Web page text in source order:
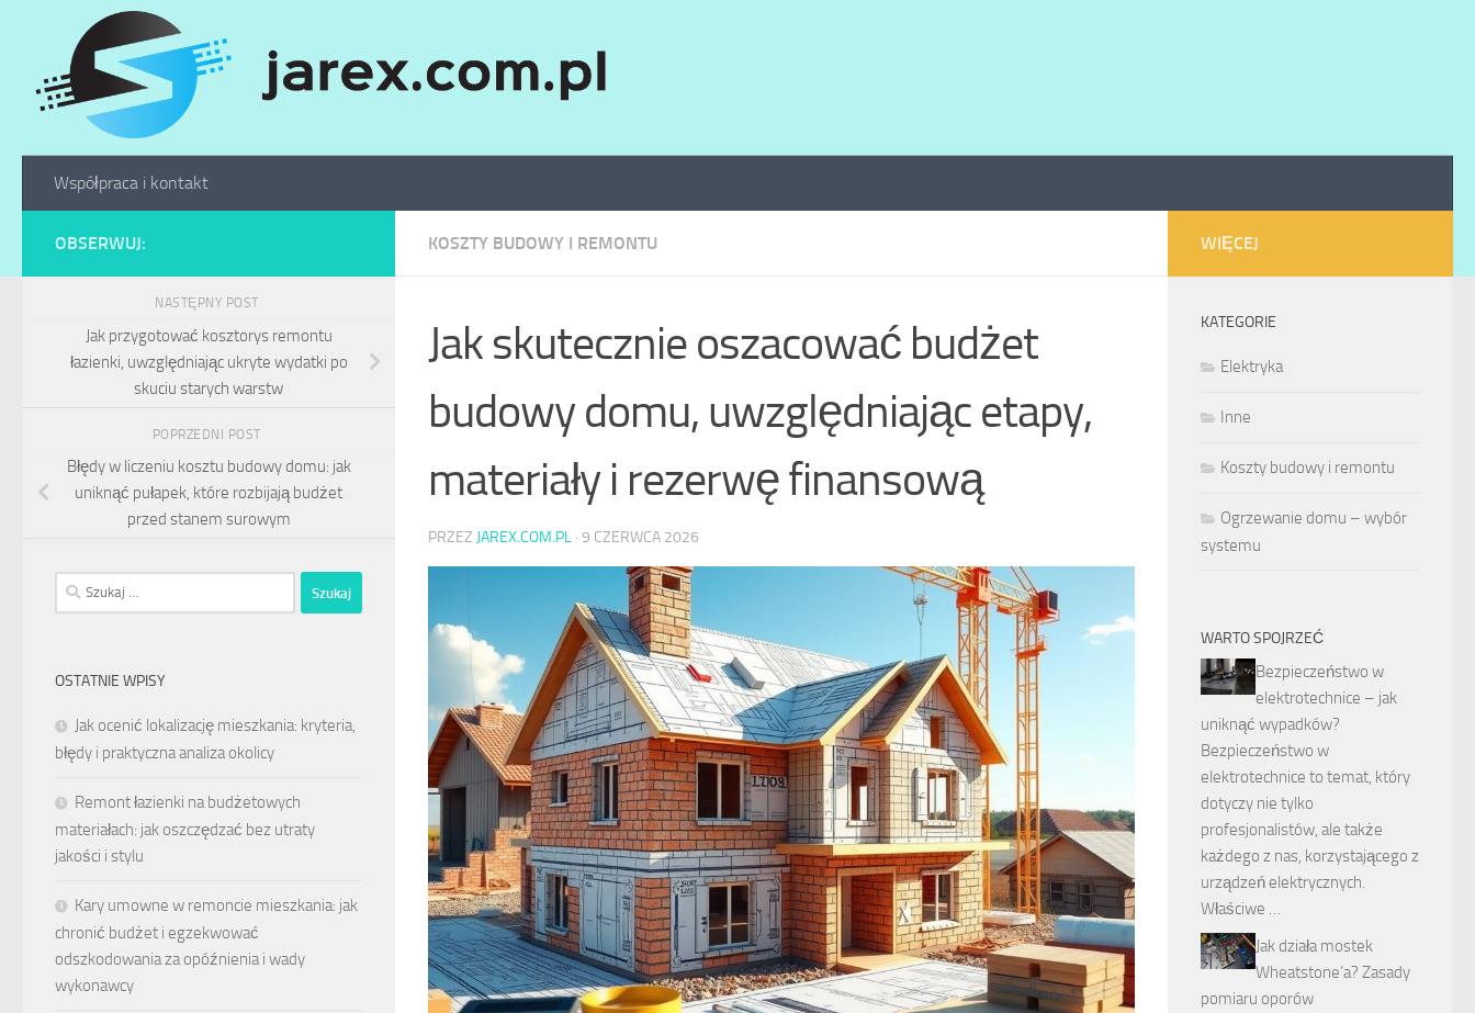
Skip to content
Współpraca i kontakt
KOSZTY BUDOWY I REMONTU
Jak skutecznie oszacować budżet
budowy domu, uwzględniając etapy,
materiały i rezerwę finansową
PRZEZ JAREX.COM.PL · 9 CZERWCA 2026
OBSERWUJ:
NASTĘPNY POST
Jak przygotować kosztorys remontu
łazienki, uwzględniając ukryte wydatki po
skuciu starych warstw
POPRZEDNI POST
Błędy w liczeniu kosztu budowy domu: jak
uniknąć pułapek, które rozbijają budżet
przed stanem surowym
Szukaj:
OSTATNIE WPISY
Jak ocenić lokalizację mieszkania: kryteria,
błędy i praktyczna analiza okolicy
Remont łazienki na budżetowych
materiałach: jak oszczędzać bez utraty
jakości i stylu
Kary umowne w remoncie mieszkania: jak
chronić budżet i egzekwować
odszkodowania za opóźnienia i wady
wykonawcy
WIĘCEJ
KATEGORIE
Elektryka
Inne
Koszty budowy i remontu
Ogrzewanie domu – wybór
systemu
WARTO SPOJRZEĆ
Bezpieczeństwo w
elektrotechnice – jak
uniknąć wypadków?
Bezpieczeństwo w
elektrotechnice to temat, który
dotyczy nie tylko
profesjonalistów, ale także
każdego z nas, korzystającego z
urządzeń elektrycznych.
Właściwe …
Jak działa mostek
Wheatstone’a? Zasady
pomiaru oporów